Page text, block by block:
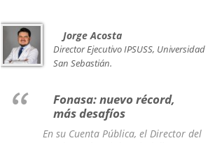
Jorge Acosta
Director Ejecutivo IPSUSS, Universidad
San Sebastián.
Fonasa: nuevo récord,
más desafíos
En su Cuenta Pública, el Director del